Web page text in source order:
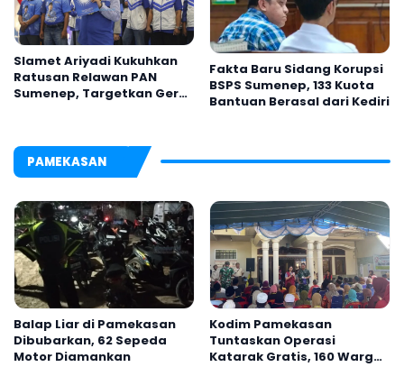
Slamet Ariyadi Kukuhkan
Ratusan Relawan PAN
Sumenep, Targetkan Gerak
Fakta Baru Sidang Korupsi
BSPS Sumenep, 133 Kuota
Bantuan Berasal dari Kediri
PAMEKASAN
Balap Liar di Pamekasan
Dibubarkan, 62 Sepeda
Motor Diamankan
Kodim Pamekasan
Tuntaskan Operasi
Katarak Gratis, 160 Warga